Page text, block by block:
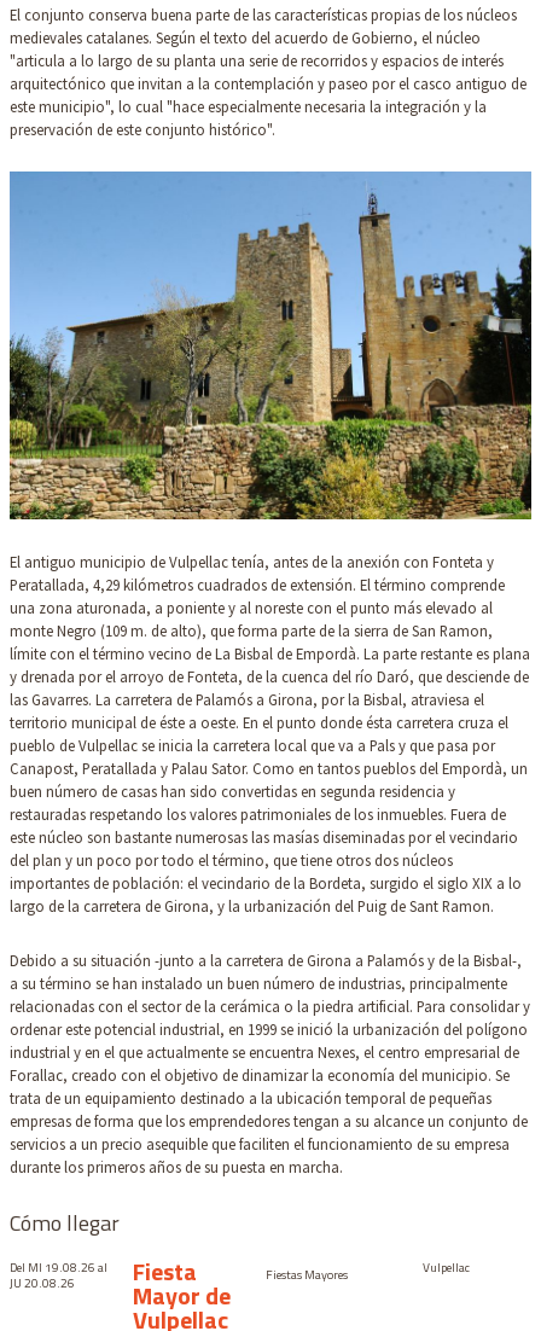
El conjunto conserva buena parte de las características propias de los núcleos
medievales catalanes. Según el texto del acuerdo de Gobierno, el núcleo
"articula a lo largo de su planta una serie de recorridos y espacios de interés
arquitectónico que invitan a la contemplación y paseo por el casco antiguo de
este municipio", lo cual "hace especialmente necesaria la integración y la
preservación de este conjunto histórico".
El antiguo municipio de Vulpellac tenía, antes de la anexión con Fonteta y
Peratallada, 4,29 kilómetros cuadrados de extensión. El término comprende
una zona aturonada, a poniente y al noreste con el punto más elevado al
monte Negro (109 m. de alto), que forma parte de la sierra de San Ramon,
límite con el término vecino de La Bisbal de Empordà. La parte restante es plana
y drenada por el arroyo de Fonteta, de la cuenca del río Daró, que desciende de
las Gavarres. La carretera de Palamós a Girona, por la Bisbal, atraviesa el
territorio municipal de éste a oeste. En el punto donde ésta carretera cruza el
pueblo de Vulpellac se inicia la carretera local que va a Pals y que pasa por
Canapost, Peratallada y Palau Sator. Como en tantos pueblos del Empordà, un
buen número de casas han sido convertidas en segunda residencia y
restauradas respetando los valores patrimoniales de los inmuebles. Fuera de
este núcleo son bastante numerosas las masías diseminadas por el vecindario
del plan y un poco por todo el término, que tiene otros dos núcleos
importantes de población: el vecindario de la Bordeta, surgido el siglo XIX a lo
largo de la carretera de Girona, y la urbanización del Puig de Sant Ramon.
Debido a su situación -junto a la carretera de Girona a Palamós y de la Bisbal-,
a su término se han instalado un buen número de industrias, principalmente
relacionadas con el sector de la cerámica o la piedra artificial. Para consolidar y
ordenar este potencial industrial, en 1999 se inició la urbanización del polígono
industrial y en el que actualmente se encuentra Nexes, el centro empresarial de
Forallac, creado con el objetivo de dinamizar la economía del municipio. Se
trata de un equipamiento destinado a la ubicación temporal de pequeñas
empresas de forma que los emprendedores tengan a su alcance un conjunto de
servicios a un precio asequible que faciliten el funcionamiento de su empresa
durante los primeros años de su puesta en marcha.
Cómo llegar
Del MI 19.08.26al
JU 20.08.26
Fiesta
Mayor de
Vulpellac
Fiestas Mayores Vulpellac